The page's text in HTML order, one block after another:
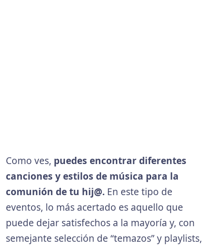
Como ves, puedes encontrar diferentes
canciones y estilos de música para la
comunión de tu hij@. En este tipo de
eventos, lo más acertado es aquello que
puede dejar satisfechos a la mayoría y, con
semejante selección de “temazos” y playlists,